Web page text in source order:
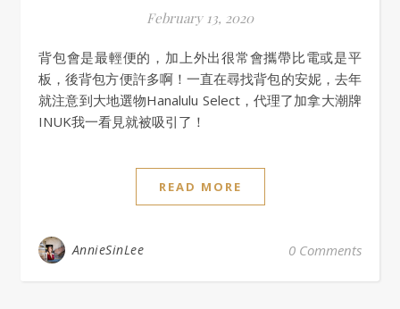
February 13, 2020
背包會是最輕便的，加上外出很常會攜帶比電或是平
板，後背包方便許多啊！一直在尋找背包的安妮，去年
就注意到大地選物Hanalulu Select，代理了加拿大潮牌
INUK我一看見就被吸引了！
READ MORE
AnnieSinLee 0 Comments